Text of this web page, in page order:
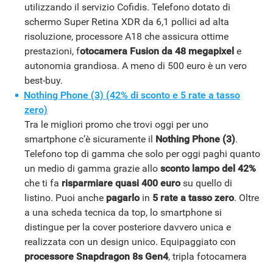
utilizzando il servizio Cofidis. Telefono dotato di
schermo Super Retina XDR da 6,1 pollici ad alta
risoluzione, processore A18 che assicura ottime
prestazioni, fotocamera Fusion da 48 megapixel e
autonomia grandiosa. A meno di 500 euro è un vero
best-buy.
Nothing Phone (3) (42% di sconto e 5 rate a tasso
zero)
Tra le migliori promo che trovi oggi per uno
smartphone c’è sicuramente il Nothing Phone (3).
Telefono top di gamma che solo per oggi paghi quanto
un medio di gamma grazie allo sconto lampo del 42%
che ti fa risparmiare quasi 400 eurosu quello di
listino. Puoi anche pagarloin 5 rate a tasso zero. Oltre
a una scheda tecnica da top, lo smartphone si
distingue per la cover posteriore davvero unica e
realizzata con un design unico. Equipaggiato con
processore Snapdragon 8s Gen4, tripla fotocamera